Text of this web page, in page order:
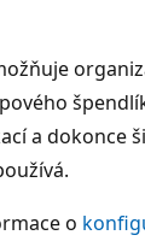
a dokonce
o